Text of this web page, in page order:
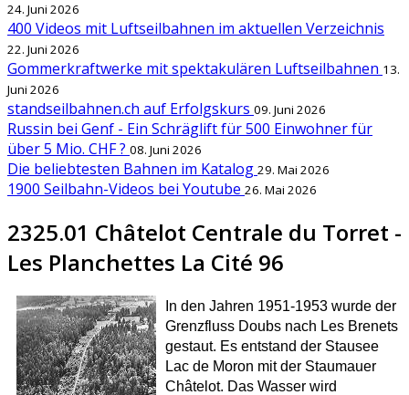
24. Juni 2026
400 Videos mit Luftseilbahnen im aktuellen Verzeichnis
22. Juni 2026
Gommerkraftwerke mit spektakulären Luftseilbahnen 13.
Juni 2026
standseilbahnen.ch auf Erfolgskurs 09. Juni 2026
Russin bei Genf - Ein Schräglift für 500 Einwohner für
über 5 Mio. CHF ? 08. Juni 2026
Die beliebtesten Bahnen im Katalog 29. Mai 2026
1900 Seilbahn-Videos bei Youtube 26. Mai 2026
2325.01 Châtelot Centrale du Torret -
Les Planchettes La Cité 96
In den Jahren 1951-1953 wurde der
Grenzfluss Doubs nach Les Brenets
gestaut. Es entstand der Stausee
Lac de Moron mit der Staumauer
Châtelot. Das Wasser wird